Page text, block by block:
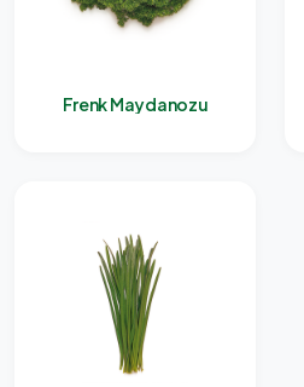
Frenk Maydanozu